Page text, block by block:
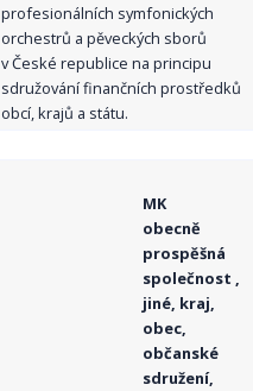
profesionálních symfonických
orchestrů a pěveckých sborů
v České republice na principu
sdružování finančních prostředků
obcí, krajů a státu.
MK
obecně
prospěšná
společnost ,
jiné, kraj,
obec,
občanské
sdružení,